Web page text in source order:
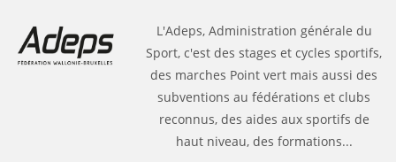
L'Adeps, Administration générale du
Sport, c'est des stages et cycles sportifs,
des marches Point vert mais aussi des
subventions au fédérations et clubs
reconnus, des aides aux sportifs de
haut niveau, des formations...